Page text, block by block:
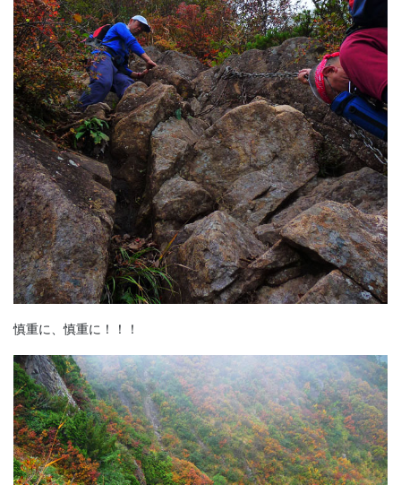
慎重に、慎重に！！！